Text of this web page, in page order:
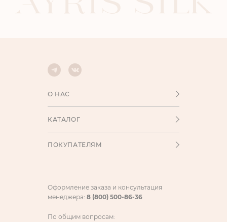
О НАС
КАТАЛОГ
ПОКУПАТЕЛЯМ
Оформление заказа и консультация
менеджера: 8 (800) 500-86-36
По общим вопросам: